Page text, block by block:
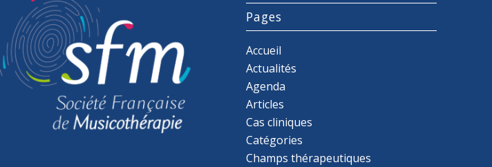
Pages
Accueil
Actualités
Agenda
Articles
Cas cliniques
Catégories
Champs thérapeutiques